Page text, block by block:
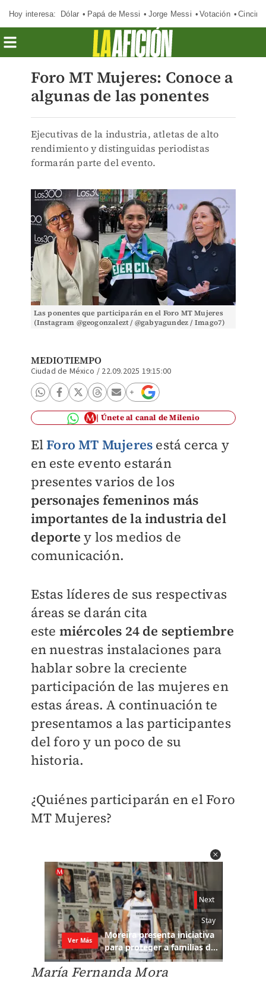
Hoy interesa: Dólar Papá de Messi Jorge Messi Votación
Foro MT Mujeres: Conoce a
algunas de las ponentes
Ejecutivas de la industria, atletas de alto
rendimiento y distinguidas periodistas
formarán parte del evento.
Las ponentes que participarán en el Foro MT Mujeres
(Instagram @geogonzalezt / @gabyagundez / Imago7)
MEDIOTIEMPO
Ciudad de México / 22.09.2025 19:15:00
Únete al canal de Milenio
ElForo MT Mujeres está cerca y
en este evento estarán
presentes varios de los
personajes femeninos más
importantes de la industria del
deporte y los medios de
comunicación.
Estas líderes de sus respectivas
áreas se darán cita
este miércoles 24 de septiembre
en nuestras instalaciones para
hablar sobre la creciente
participación de las mujeres en
estas áreas. A continuación te
presentamos a las participantes
del foro y un poco de su
historia.
¿Quiénes participarán en el Foro
MT Mujeres?
María Fernanda Mora